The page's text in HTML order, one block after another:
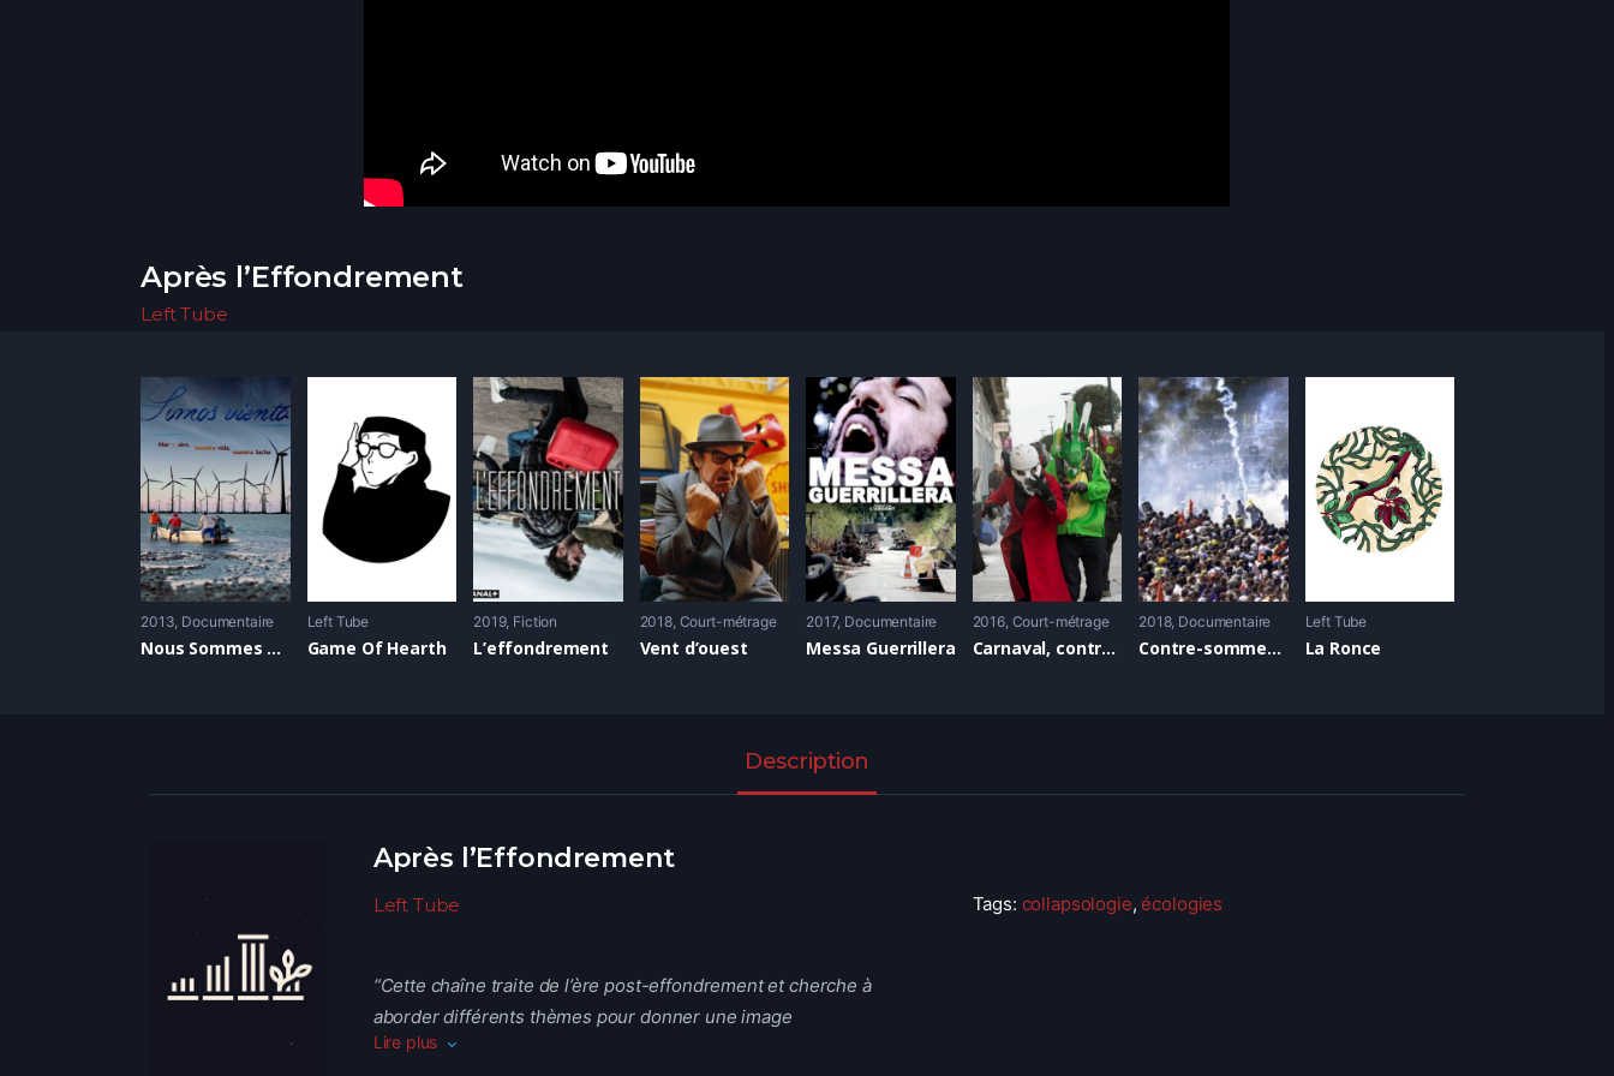
Après l’Effondrement
Left Tube
2013 Documentaire
Nous Sommes Le Vent – La Mer et l’Air, notre vie et notre lutte
Left Tube
Game Of Hearth
2019 Fiction
L’effondrement
2018 Court-métrage
Vent d’ouest
2017 Documentaire
Messa Guerrillera
2016 Court-métrage
Carnaval, contre l’évacuation de la ZAD de NDDL et l’état d’urgence, Rennes, 2016
2018 Documentaire
Contre-sommets , avant Biarritz, un peu d’histoire …
Left Tube
La Ronce
Description
Après l’Effondrement
Left Tube
“Cette chaîne traite de l’ère post-effondrement et cherche à
aborder différents thèmes pour donner une image
prospective des alternatives à notre mode de vie. Nous ne
Lire plus
Tags: collapsologie,écologies